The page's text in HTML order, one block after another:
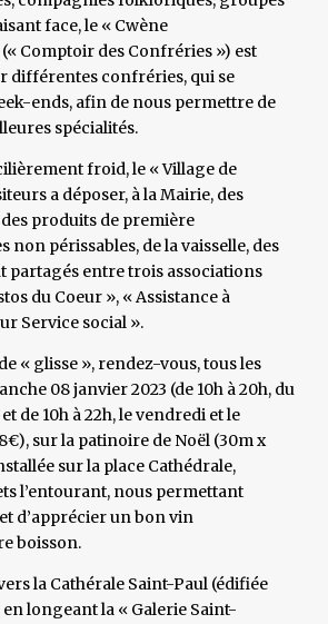
face, le « Cwène
Comptoir des Confréries ») est
différentes confréries, qui se
ends, afin de nous permettre de
spécialités.
froid, le « Village de
a déposer, à la Mairie, des
produits de première
non périssables, de la vaisselle, des
partagés entre trois associations
du Coeur », « Assistance à
Service social ».
« glisse », rendez-vous, tous les
08 janvier 2023 (de 10h à 20h, du
de 10h à 22h, le vendredi et le
sur la patinoire de Noël (30m x
sur la place Cathédrale,
l’entourant, nous permettant
d’apprécier un bon vin
boisson.
la Cathérale Saint-Paul (édifiée
en longeant la « Galerie Saint-